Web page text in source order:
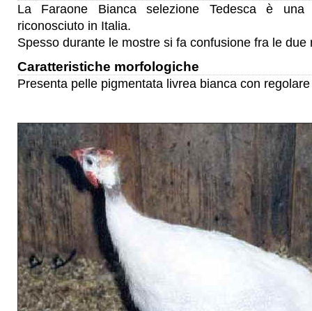
La Faraone Bianca selezione Tedesca è una
riconosciuto in Italia.
Spesso durante le mostre si fa confusione fra le due
Caratteristiche morfologiche
Presenta pelle pigmentata livrea bianca con